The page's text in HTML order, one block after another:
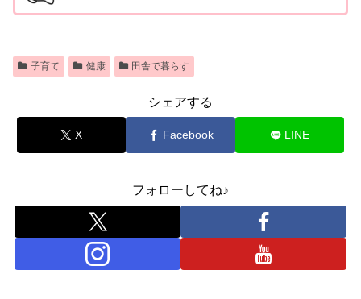
子育て 健康 田舎で暮らす
シェアする
X Facebook LINE
フォローしてね♪